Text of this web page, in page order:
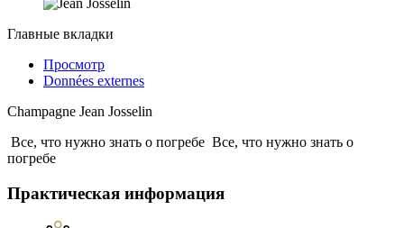
Главные вкладки
Просмотр
Données externes
Champagne Jean Josselin
Все, что нужно знать о погребе Все, что нужно знать о
погребе
Практическая информация